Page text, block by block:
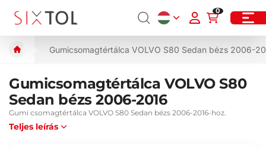
0
Gumicsomagtértálca VOLVO S80 Sedan bézs 2006-
Gumicsomagtértálca VOLVO S80
Sedan bézs 2006-2016
Gumi csomagtértálca VOLVO S80 Sedan bézs 2006-2016-hoz.
Teljes leírás